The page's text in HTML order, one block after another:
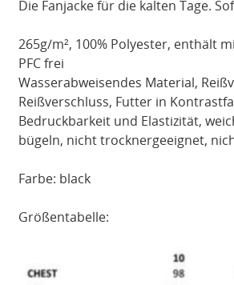
Die Fanjacke für die kalten Tage.
265g/m², 100% Polyester, enthält
PFC frei
Wasserabweisendes Material,
Reißverschluss, Futter in
Bedruckbarkeit und Elastizität,
bügeln, nicht trocknergeeignet,
Farbe: black
Größentabelle: